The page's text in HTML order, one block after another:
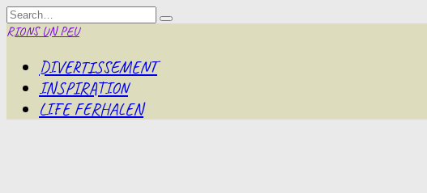
Skip
to
content
Search
for:
RIONS UN PEU
DIVERTISSEMENT
INSPIRATION
LIFE FERHALEN